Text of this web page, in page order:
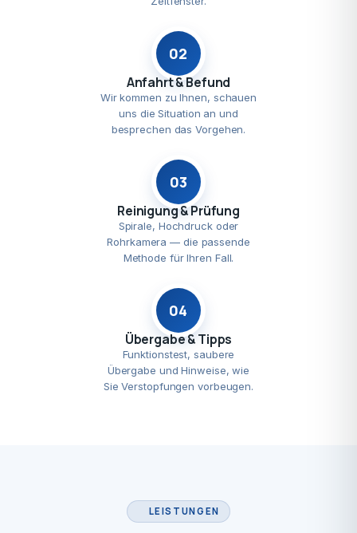
02
Anfahrt & Befund
Wir kommen zu Ihnen, schauen
uns die Situation an und
besprechen das Vorgehen.
03
Reinigung & Prüfung
Spirale, Hochdruck oder
Rohrkamera — die passende
Methode für Ihren Fall.
04
Übergabe & Tipps
Funktionstest, saubere
Übergabe und Hinweise, wie
Sie Verstopfungen vorbeugen.
LEISTUNGEN